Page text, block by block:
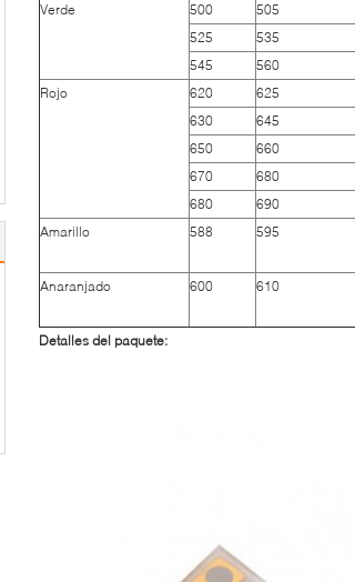
Verde
500 505
525
535
545
560
Rojo
620 625
630 645
650
660
670
680
680
690
Amarillo
588 595
Anaranjado
600 610
Detalles del paquete: